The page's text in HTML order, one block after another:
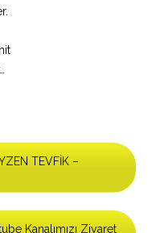
TEVFİK –
Kanalımızı Ziyaret